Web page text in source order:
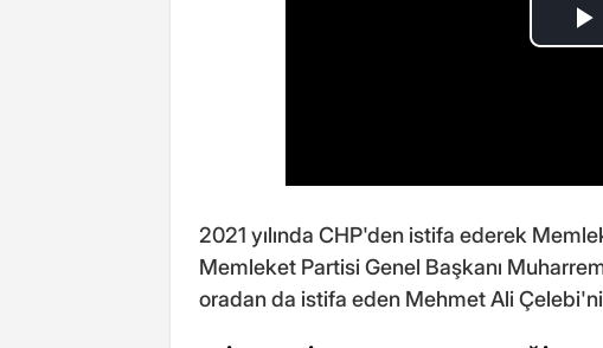
2021 yılında CHP'den istifa ederek
Memleket Partisi Genel Başkanı
oradan da istifa eden Mehmet Ali